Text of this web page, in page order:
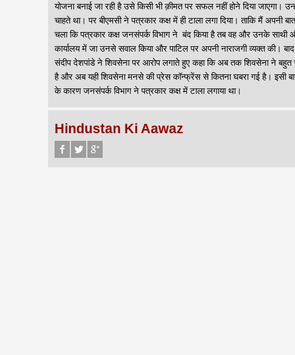
योजना बनाई जा रही है उसे किसी भी क़ीमत पर सफल नहीं होने दिया जाएगा।
चाहते था। पर बीएमसी ने पत्रकार कक्ष में ही टाला लगा दिया। ताकि मैं अपनी
चला कि पत्रकार कक्ष जनसंपर्क विभाग ने बंद किया है तब वह और उनके साथी
कार्यालय में जा उनसे सवाल किया और पाटिल पर अपनी नाराजगी व्यक्त की।
संदीप देशपांडे ने शिवसेना पर आरोप लगाते हुए कहा कि अब तक शिवसेना ने
है और अब यही शिवसेना मनसे की प्रेस कॉन्फ्रेंस से कितना घबरा गई है। इसी
के कारण जनसंपर्क विभाग ने पत्रकार कक्ष में टाला लगाया था।
Hindustan Ki Aawaz